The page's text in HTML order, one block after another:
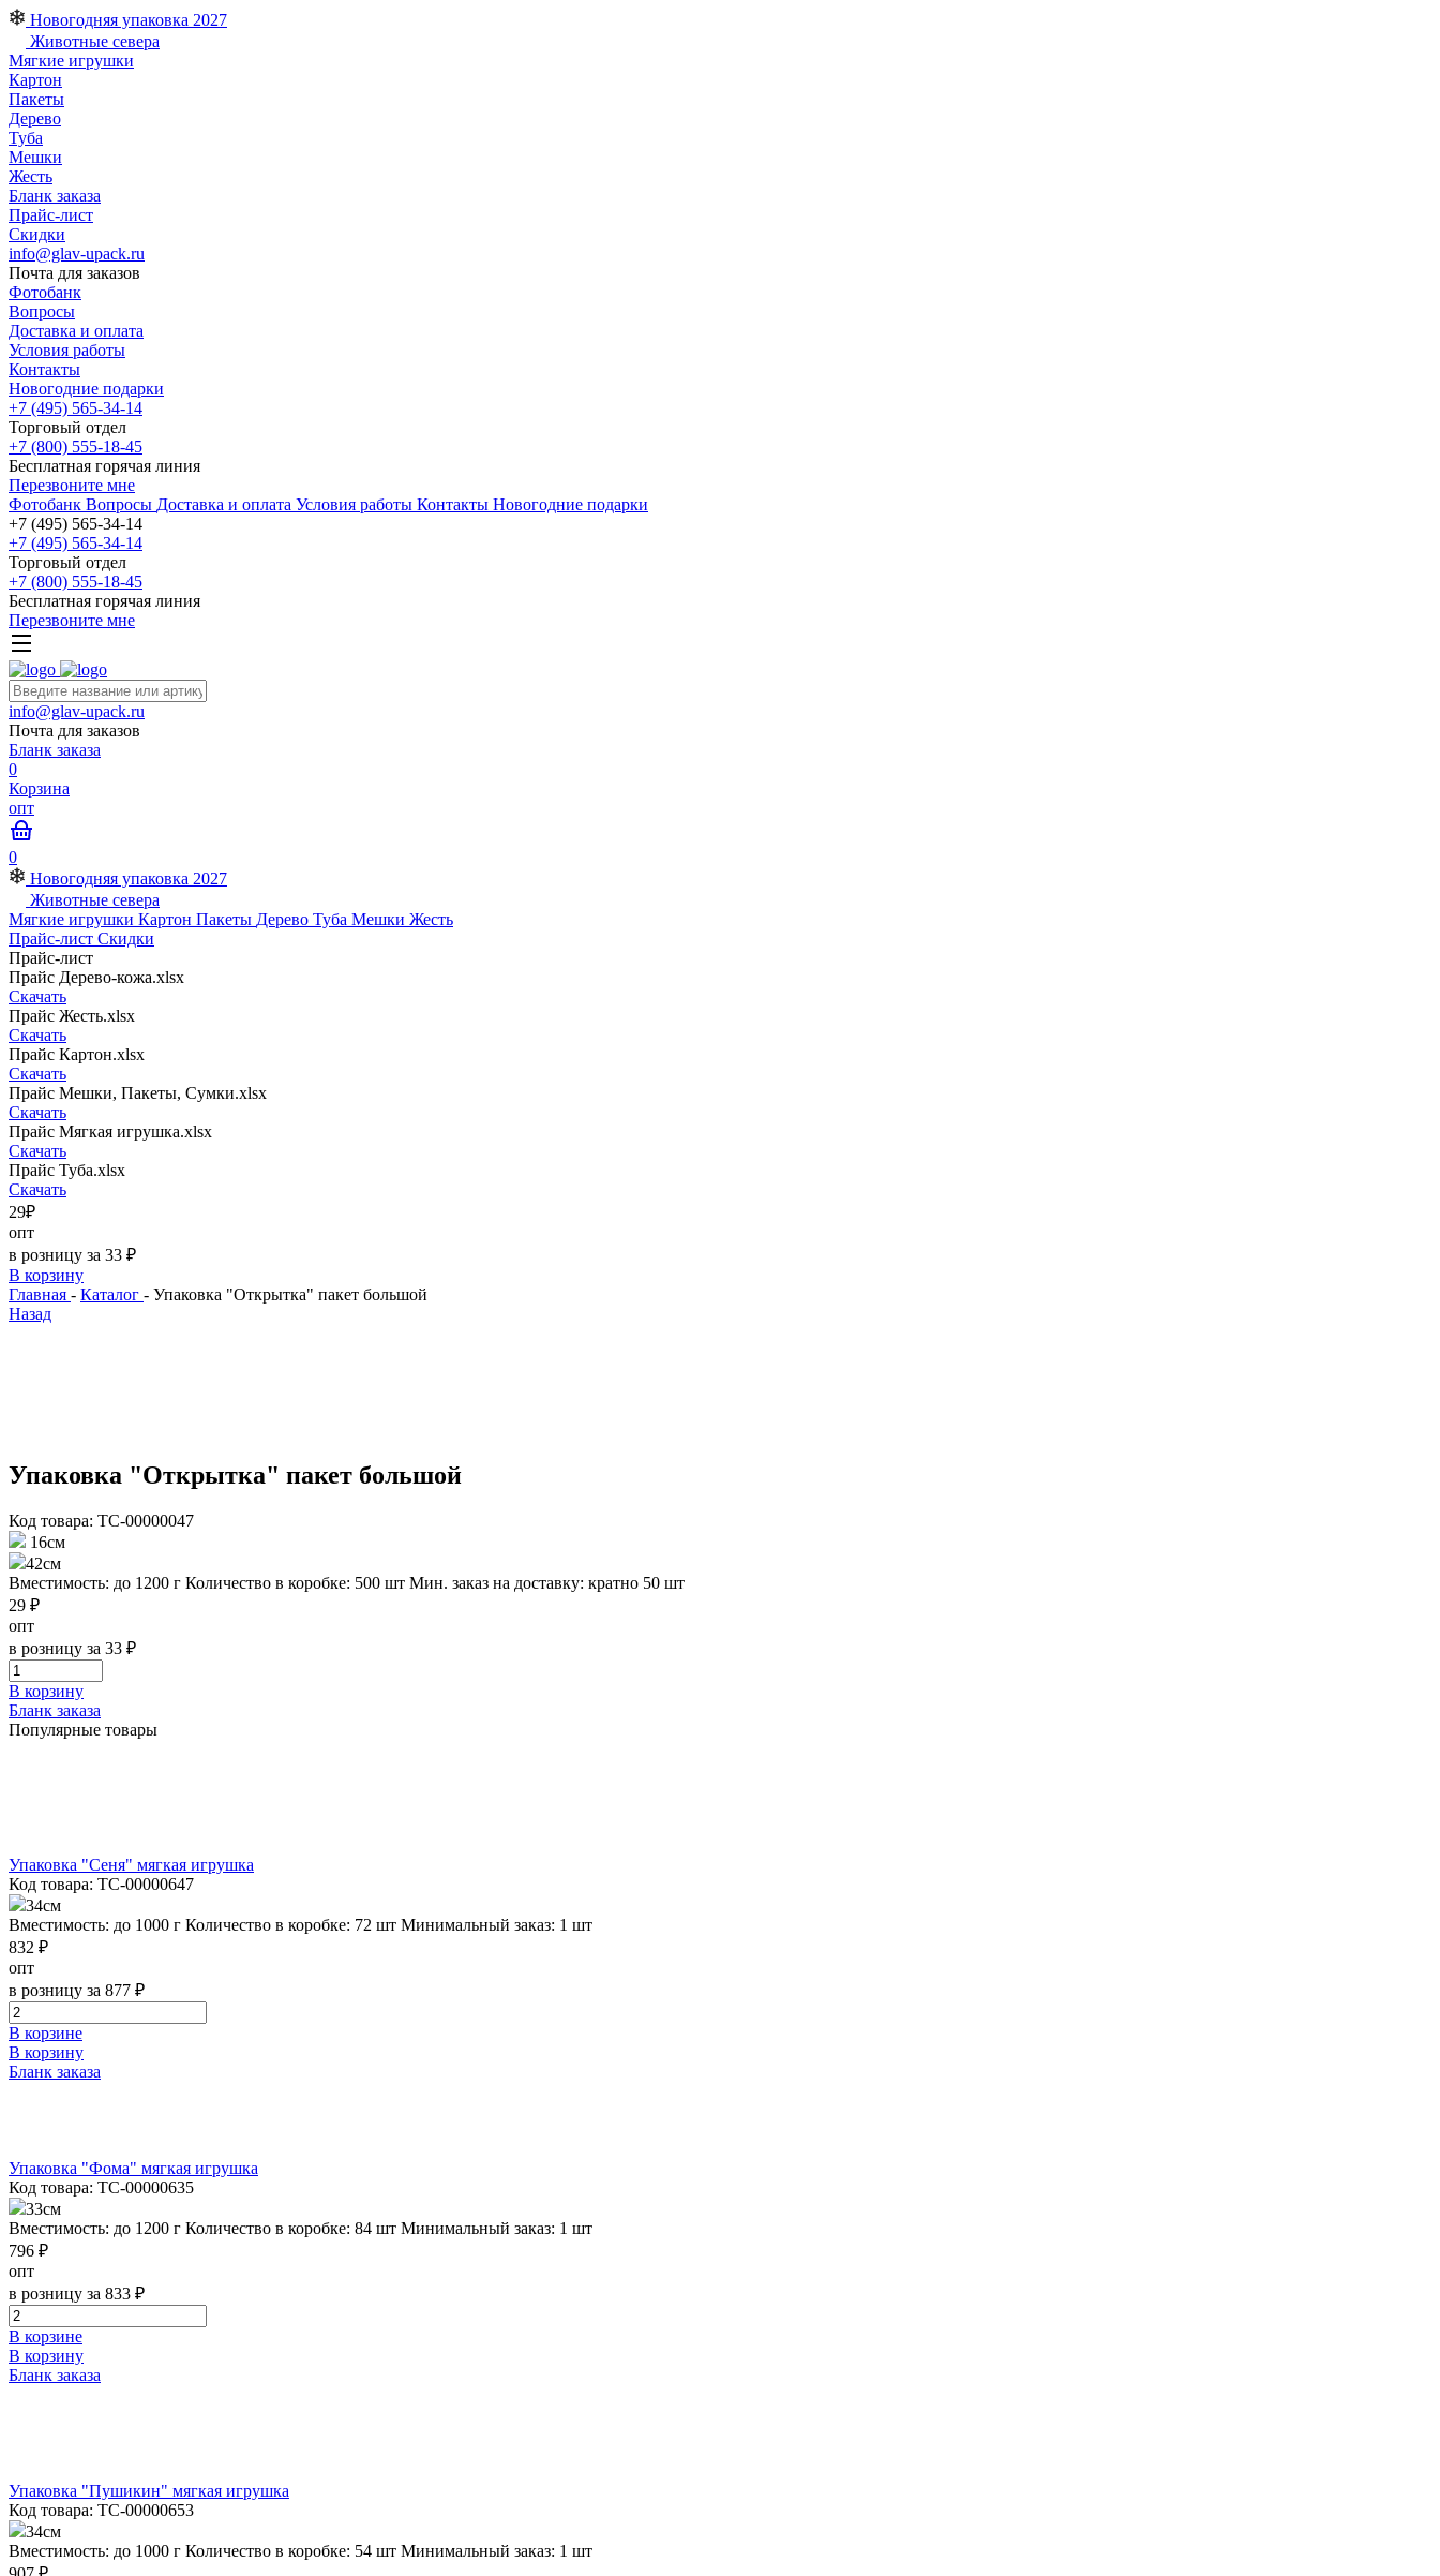
Новогодняя упаковка 2027
Животные севера
Мягкие игрушки
Картон
Пакеты
Дерево
Туба
Мешки
Жесть
Бланк заказа
Прайс-лист
Скидки
info@glav-upack.ru
Почта для заказов
Фотобанк
Вопросы
Доставка и оплата
Условия работы
Контакты
Новогодние подарки
+7 (495) 565-34-14
Торговый отдел
+7 (800) 555-18-45
Бесплатная горячая линия
Перезвоните мне
Фотобанк Вопросы Доставка и оплата Условия работы Контакты Новогодние подарки
+7 (495) 565-34-14
+7 (495) 565-34-14
Торговый отдел
+7 (800) 555-18-45
Бесплатная горячая линия
Перезвоните мне
info@glav-upack.ru
Почта для заказов
Бланк заказа
0
Корзина
опт
0
Новогодняя упаковка 2027
Животные севера
Мягкие игрушки Картон Пакеты Дерево Туба Мешки Жесть
Прайс-лист Скидки
Прайс-лист
Прайс Дерево-кожа.xlsx
Скачать
Прайс Жесть.xlsx
Скачать
Прайс Картон.xlsx
Скачать
Прайс Мешки, Пакеты, Сумки.xlsx
Скачать
Прайс Мягкая игрушка.xlsx
Скачать
Прайс Туба.xlsx
Скачать
29₽
опт
в розницу за 33 ₽
В корзину
Главная - Каталог - Упаковка "Открытка" пакет большой
Назад
Упаковка "Открытка" пакет большой
Код товара: ТС-00000047
16см
42см
Вместимость: до 1200 г Количество в коробке: 500 шт Мин. заказ на доставку: кратно 50 шт
29 ₽
опт
в розницу за 33 ₽
В корзину
Бланк заказа
Популярные товары
Упаковка "Сеня" мягкая игрушка
Код товара: ТС-00000647
34см
Вместимость: до 1000 г Количество в коробке: 72 шт Минимальный заказ: 1 шт
832 ₽
опт
в розницу за 877 ₽
В корзине
В корзину
Бланк заказа
Упаковка "Фома" мягкая игрушка
Код товара: ТС-00000635
33см
Вместимость: до 1200 г Количество в коробке: 84 шт Минимальный заказ: 1 шт
796 ₽
опт
в розницу за 833 ₽
В корзине
В корзину
Бланк заказа
Упаковка "Пушикин" мягкая игрушка
Код товара: ТС-00000653
34см
Вместимость: до 1000 г Количество в коробке: 54 шт Минимальный заказ: 1 шт